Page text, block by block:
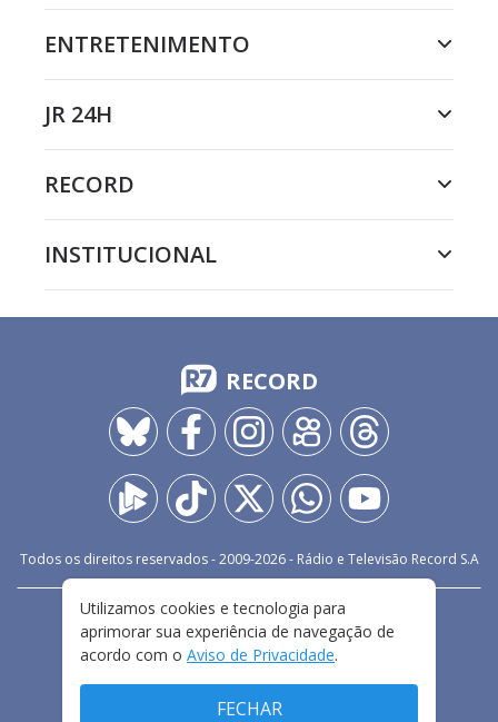
ENTRETENIMENTO
JR 24H
RECORD
INSTITUCIONAL
RECORD
Todos os direitos reservados - 2009-2026- Rádio e Televisão Record S.A
FALE CONOSCO
PRIVACIDADE
TERMOS E CONDIÇÕES DE USO
Utilizamos cookies e tecnologia para
aprimorar sua experiência de navegação de
acordo com o Aviso de Privacidade.
FECHAR